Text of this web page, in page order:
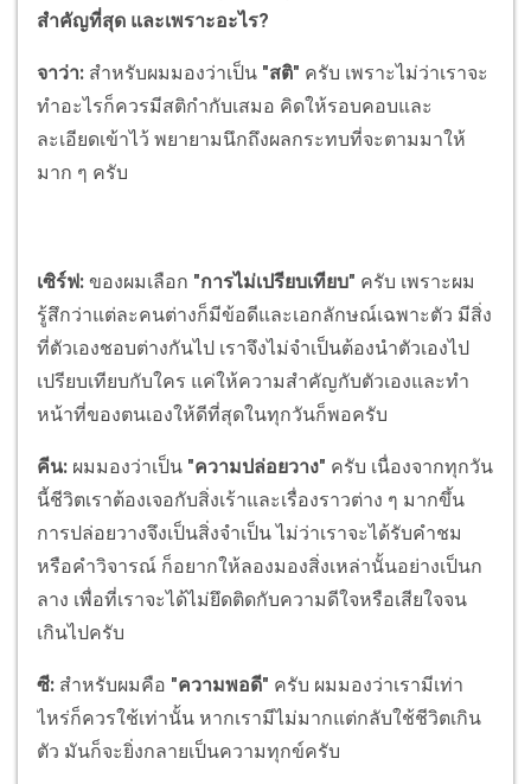
สำคัญที่สุด และเพราะอะไร?
จาว่า: สำหรับผมมองว่าเป็น "สติ" ครับ เพราะไม่ว่าเราจะ
ทำอะไรก็ควรมีสติกำกับเสมอ คิดให้รอบคอบและ
ละเอียดเข้าไว้ พยายามนึกถึงผลกระทบที่จะตามมาให้
มาก ๆ ครับ
เซิร์ฟ: ของผมเลือก "การไม่เปรียบเทียบ" ครับ เพราะผม
รู้สึกว่าแต่ละคนต่างก็มีข้อดีและเอกลักษณ์เฉพาะตัว มีสิ่ง
ที่ตัวเองชอบต่างกันไป เราจึงไม่จำเป็นต้องนำตัวเองไป
เปรียบเทียบกับใคร แค่ให้ความสำคัญกับตัวเองและทำ
หน้าที่ของตนเองให้ดีที่สุดในทุกวันก็พอครับ
คีน: ผมมองว่าเป็น "ความปล่อยวาง" ครับ เนื่องจากทุกวัน
นี้ชีวิตเราต้องเจอกับสิ่งเร้าและเรื่องราวต่าง ๆ มากขึ้น
การปล่อยวางจึงเป็นสิ่งจำเป็น ไม่ว่าเราจะได้รับคำชม
หรือคำวิจารณ์ ก็อยากให้ลองมองสิ่งเหล่านั้นอย่างเป็นก
ลาง เพื่อที่เราจะได้ไม่ยึดติดกับความดีใจหรือเสียใจจน
เกินไปครับ
ซี: สำหรับผมคือ "ความพอดี" ครับ ผมมองว่าเรามีเท่า
ไหร่ก็ควรใช้เท่านั้น หากเรามีไม่มากแต่กลับใช้ชีวิตเกิน
ตัว มันก็จะยิ่งกลายเป็นความทุกข์ครับ